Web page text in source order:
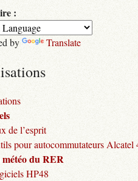
:
by Translate
de l’esprit
pour autocommutateurs Alcatel
du RER
HP48